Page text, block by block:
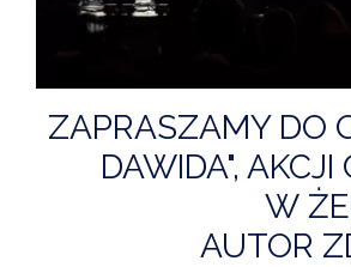
ZAPRASZAMY DO
DAWIDA",
W
AUTOR